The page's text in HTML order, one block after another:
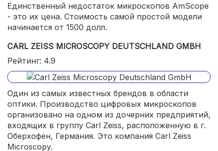
Единственный недостаток микроскопов AmScope
- это их цена. Стоимость самой простой модели
начинается от 1500 долл.
CARL ZEISS MICROSCOPY DEUTSCHLAND GMBH
Рейтинг: 4.9
Один из самых известных брендов в области
оптики. Производство цифровых микроскопов
организовано на одном из дочерних предприятий,
входящих в группу Carl Zeiss, расположенную в г.
Оберхофен, Германия. Это компания Carl Zeiss
Microscopy.